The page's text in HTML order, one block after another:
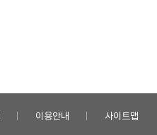
이용안내 사이트맵